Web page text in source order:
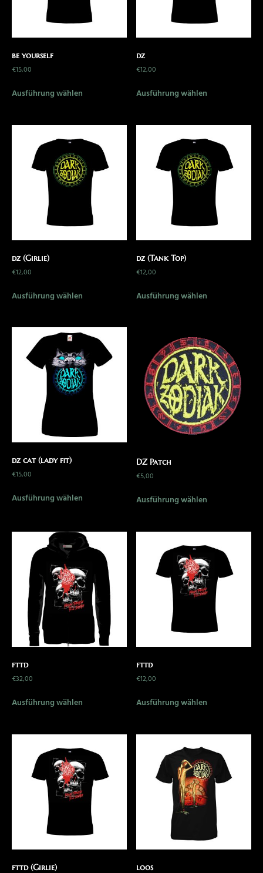
be yourself
€15,00
Ausführung wählen
dz
€12,00
Ausführung wählen
dz (Girlie)
€12,00
Ausführung wählen
dz (Tank Top)
€12,00
Ausführung wählen
dz cat (lady fit)
€15,00
Ausführung wählen
DZ Patch
€5,00
Ausführung wählen
fttd
€32,00
Ausführung wählen
fttd
€12,00
Ausführung wählen
fttd (Girlie) loos